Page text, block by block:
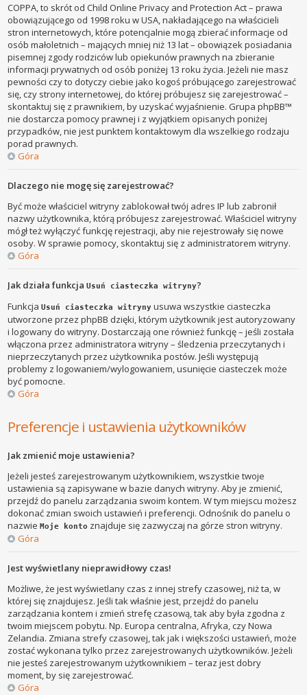
COPPA, to skrót od Child Online Privacy and Protection Act – prawa
obowiązującego od 1998 roku w USA, nakładającego na właścicieli
stron internetowych, które potencjalnie mogą zbierać informacje od
osób małoletnich – mających mniej niż 13 lat – obowiązek posiadania
pisemnej zgody rodziców lub opiekunów prawnych na zbieranie
informacji prywatnych od osób poniżej 13 roku życia. Jeżeli nie masz
pewności czy to dotyczy ciebie jako kogoś próbującego zarejestrować
się, czy strony internetowej, do której próbujesz się zarejestrować –
skontaktuj się z prawnikiem, by uzyskać wyjaśnienie. Grupa phpBB™
nie dostarcza pomocy prawnej i z wyjątkiem opisanych poniżej
przypadków, nie jest punktem kontaktowym dla wszelkiego rodzaju
porad prawnych.
Góra
Dlaczego nie mogę się zarejestrować?
Być może właściciel witryny zablokował twój adres IP lub zabronił
nazwy użytkownika, którą próbujesz zarejestrować. Właściciel witryny
mógł też wyłączyć funkcję rejestracji, aby nie rejestrowały się nowe
osoby. W sprawie pomocy, skontaktuj się z administratorem witryny.
Góra
Jak działa funkcjaUsuń ciasteczka witryny?
FunkcjaUsuń ciasteczka witryny usuwa wszystkie ciasteczka
utworzone przez phpBB dzięki, którym użytkownik jest autoryzowany
i logowany do witryny. Dostarczają one również funkcję – jeśli została
włączona przez administratora witryny – śledzenia przeczytanych i
nieprzeczytanych przez użytkownika postów. Jeśli występują
problemy z logowaniem/wylogowaniem, usunięcie ciasteczek może
być pomocne.
Góra
Preferencje i ustawienia użytkowników
Jak zmienić moje ustawienia?
Jeżeli jesteś zarejestrowanym użytkownikiem, wszystkie twoje
ustawienia są zapisywane w bazie danych witryny. Aby je zmienić,
przejdź do panelu zarządzania swoim kontem. W tym miejscu możesz
dokonać zmian swoich ustawień i preferencji. Odnośnik do panelu o
nazwieMoje konto znajduje się zazwyczaj na górze stron witryny.
Góra
Jest wyświetlany nieprawidłowy czas!
Możliwe, że jest wyświetlany czas z innej strefy czasowej, niż ta, w
której się znajdujesz. Jeśli tak właśnie jest, przejdź do panelu
zarządzania kontem i zmień strefę czasową, tak aby była zgodna z
twoim miejscem pobytu. Np. Europa centralna, Afryka, czy Nowa
Zelandia. Zmiana strefy czasowej, tak jak i większości ustawień, może
zostać wykonana tylko przez zarejestrowanych użytkowników. Jeżeli
nie jesteś zarejestrowanym użytkownikiem – teraz jest dobry
moment, by się zarejestrować.
Góra